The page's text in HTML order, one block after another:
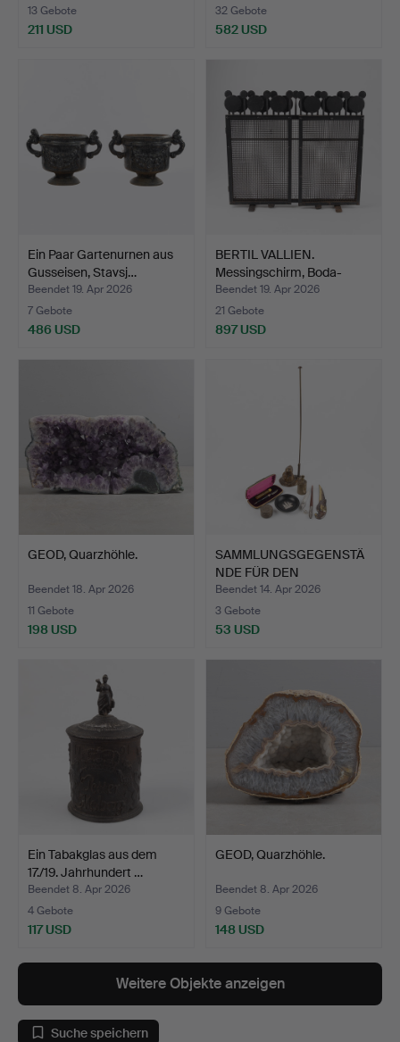
13 Gebote
211 USD
32 Gebote
582 USD
Ein Paar Gartenurnen aus
Gusseisen, Stavsj…
Beendet 19. Apr 2026
7 Gebote
486 USD
BERTIL VALLIEN.
Messingschirm, Boda-
Schmie…
Beendet 19. Apr 2026
21 Gebote
897 USD
GEOD, Quarzhöhle.
Beendet 18. Apr 2026
11 Gebote
198 USD
SAMMLUNGSGEGENSTÄ
NDE FÜR DEN
SCHREIBTISCH,…
Beendet 14. Apr 2026
3 Gebote
53 USD
Ein Tabakglas aus dem
17./19. Jahrhundert …
Beendet 8. Apr 2026
4 Gebote
117 USD
GEOD, Quarzhöhle.
Beendet 8. Apr 2026
9 Gebote
148 USD
Weitere Objekte anzeigen
Suche speichern